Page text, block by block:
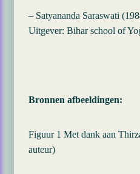
– Satyananda Saraswati
Uitgever: Bihar school of
Bronnen afbeeldingen:
Figuur 1 Met dank aan
auteur)